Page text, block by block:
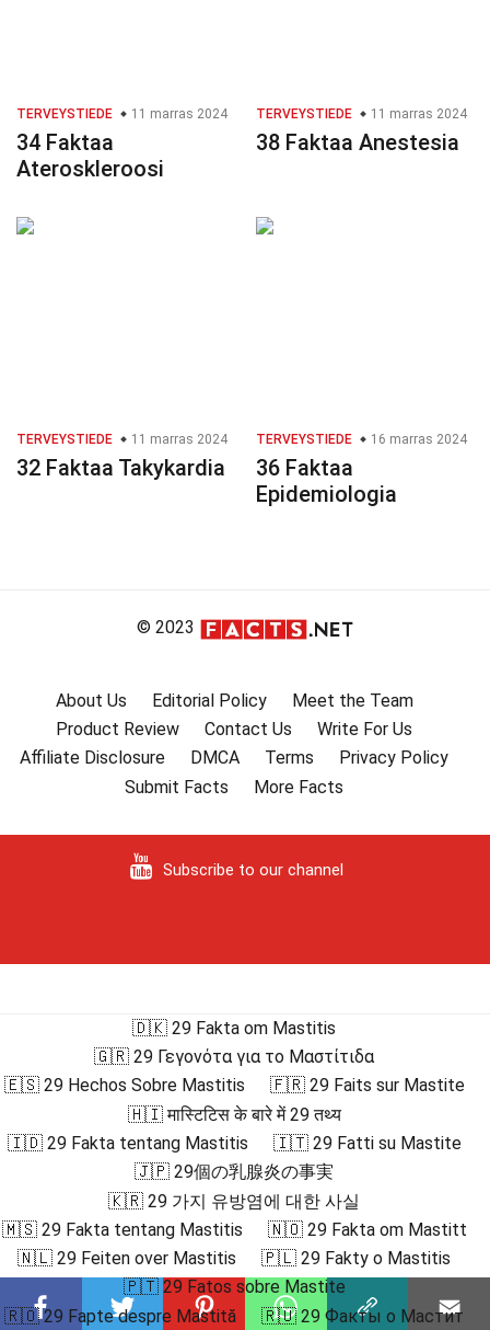
TERVEYSTIEDE 11 marras 2024
34 Faktaa
Ateroskleroosi
TERVEYSTIEDE 11 marras 2024
38 Faktaa Anestesia
TERVEYSTIEDE 11 marras 2024
32 Faktaa Takykardia
TERVEYSTIEDE 16 marras 2024
36 Faktaa
Epidemiologia
© 2023
About Us Editorial Policy
Meet the Team
Product Review
Contact Us
Write For Us
Affiliate Disclosure
DMCA Terms
Privacy Policy
Submit Facts
More Facts
Subscribe to our channel
🇩🇰 29 Fakta om Mastitis
🇬🇷 29 Γεγονότα για το Μαστίτιδα
🇪🇸 29 Hechos Sobre Mastitis
🇫🇷 29 Faits sur Mastite
🇭🇮 मास्टिटिस के बारे में 29 तथ्य
🇮🇩 29 Fakta tentang Mastitis
🇮🇹 29 Fatti su Mastite
🇯🇵 29個の乳腺炎の事実
🇰🇷 29 가지 유방염에 대한 사실
🇲🇸 29 Fakta tentang Mastitis
🇳🇴 29 Fakta om Mastitt
🇳🇱 29 Feiten over Mastitis
🇵🇱 29 Fakty o Mastitis
🇵🇹 29 Fatos sobre Mastite
🇷🇴 29 Fapte despre Mastită
🇷🇺 29 Факты о Мастит